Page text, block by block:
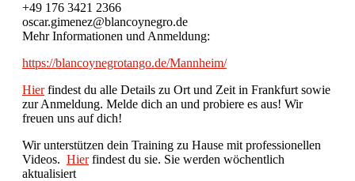
+49 176 3421 2366
oscar.gimenez@blancoynegro.de
Mehr Informationen und Anmeldung:
https://blancoynegrotango.de/Mannheim/
Hierfindest du alle Details zu Ort und Zeit in Frankfurt sowie
zur Anmeldung. Melde dich an und probiere es aus! Wir
freuen uns auf dich!
Wir unterstützen dein Training zu Hause mit professionellen
Videos. Hierfindest du sie. Sie werden wöchentlich
aktualisiert